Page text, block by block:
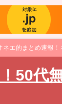
エ的まとめ速報
50代